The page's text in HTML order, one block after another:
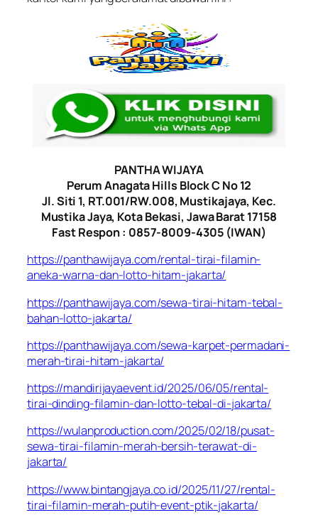
PANTHA WIJAYA
Perum Anagata Hills Block C No 12
Jl. Siti 1, RT.001/RW.008, Mustikajaya, Kec.
Mustika Jaya, Kota Bekasi, Jawa Barat 17158
Fast Respon : 0857-8009-4305 (IWAN)
https://panthawijaya.com/rental-tirai-filamin-
aneka-warna-dan-lotto-hitam-jakarta/
https://panthawijaya.com/sewa-tirai-hitam-tebal-
bahan-lotto-jakarta/
https://panthawijaya.com/sewa-karpet-permadani-
merah-tirai-hitam-jakarta/
https://mandirijayaevent.id/2025/06/05/rental-
tirai-dinding-filamin-dan-lotto-tebal-di-jakarta/
https://wulanproduction.com/2025/02/18/pusat-
sewa-tirai-filamin-merah-bersih-terawat-di-
jakarta/
https://www.bintangjaya.co.id/2025/11/27/rental-
tirai-filamin-merah-putih-event-ptik-jakarta/